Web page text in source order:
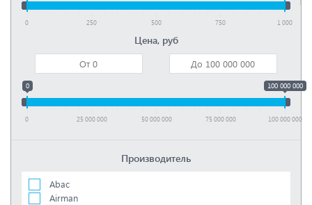
0 250 500 750 1 000
Цена, руб
0 100 000 000
0 25 000 000 50 000 000 75 000 000 100 000 000
Производитель
Abac
Airman